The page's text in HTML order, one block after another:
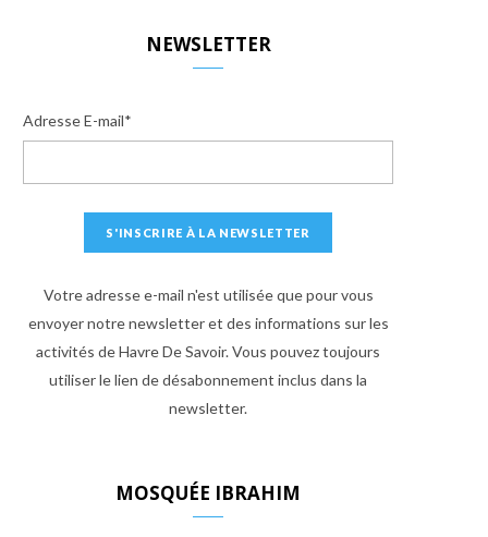
NEWSLETTER
Adresse E-mail*
Votre adresse e-mail n'est utilisée que pour vous
envoyer notre newsletter et des informations sur les
activités de Havre De Savoir. Vous pouvez toujours
utiliser le lien de désabonnement inclus dans la
newsletter.
MOSQUÉE IBRAHIM